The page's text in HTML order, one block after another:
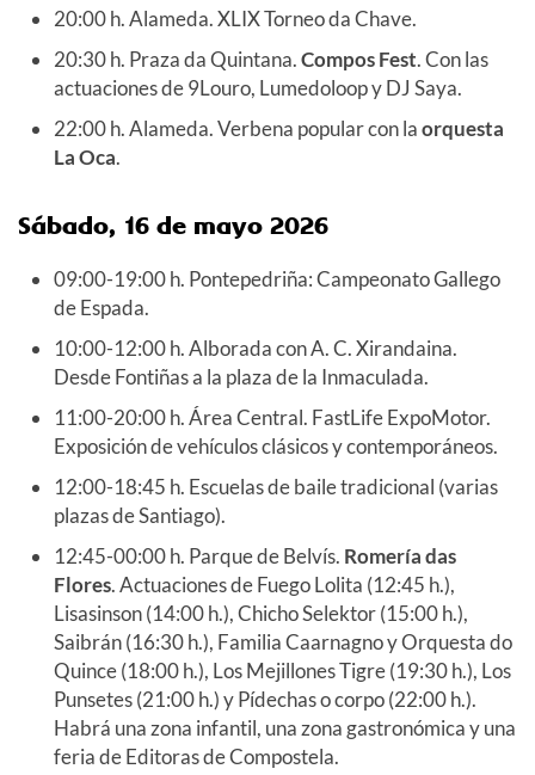
20:00 h. Alameda. XLIX Torneo da Chave.
20:30 h. Praza da Quintana.Compos Fest. Con las
actuaciones de 9Louro, Lumedoloop y DJ Saya.
22:00 h. Alameda. Verbena popular con laorquesta
La Oca.
Sábado, 16 de mayo 2026
09:00-19:00 h. Pontepedriña: Campeonato Gallego
de Espada.
10:00-12:00 h. Alborada con A. C. Xirandaina.
Desde Fontiñas a la plaza de la Inmaculada.
11:00-20:00 h. Área Central. FastLife ExpoMotor.
Exposición de vehículos clásicos y contemporáneos.
12:00-18:45 h. Escuelas de baile tradicional (varias
plazas de Santiago).
12:45-00:00 h. Parque de Belvís. Romería das
Flores. Actuaciones de Fuego Lolita (12:45 h.),
Lisasinson (14:00 h.), Chicho Selektor (15:00 h.),
Saibrán (16:30 h.), Familia Caarnagno y Orquesta do
Quince (18:00 h.), Los Mejillones Tigre (19:30 h.), Los
Punsetes (21:00 h.) y Pídechas o corpo (22:00 h.).
Habrá una zona infantil, una zona gastronómica y una
feria de Editoras de Compostela.